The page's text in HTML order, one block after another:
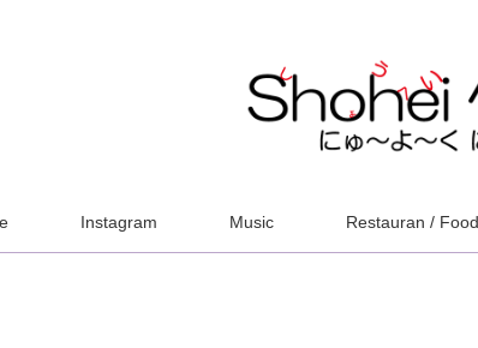
Instagram Music Restauran / Food